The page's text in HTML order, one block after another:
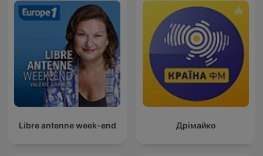
Libre antenne week-end Дрімайко